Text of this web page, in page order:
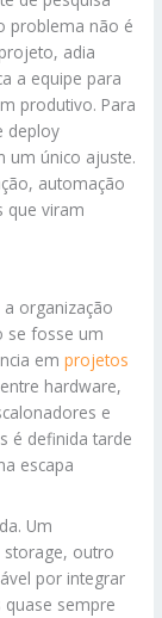
problema não é
adia
a equipe para
produtivo. Para
deploy
um único ajuste.
automação
que viram
organização
se fosse um
emprojetos
hardware,
e
é definida tarde
escapa
Um
outro
por integrar
sempre